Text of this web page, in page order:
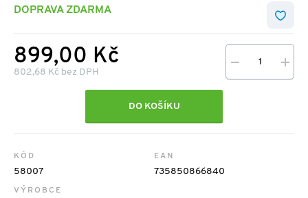
DOPRAVA ZDARMA
899,00 Kč
802,68 Kč bez DPH
DO KOŠÍKU
KÓD
58007
EAN
735850866840
VÝROBCE